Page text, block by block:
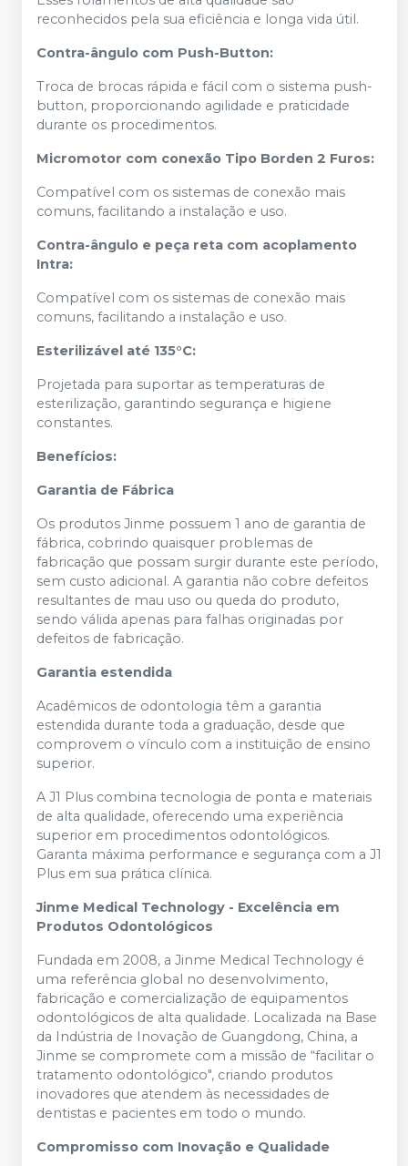
reconhecidos pela sua eficiência e longa vida útil.
Contra-ângulo com Push-Button:
Troca de brocas rápida e fácil com o sistema push-
button, proporcionando agilidade e praticidade
durante os procedimentos.
Micromotor com conexão Tipo Borden 2 Furos:
Compatível com os sistemas de conexão mais
comuns, facilitando a instalação e uso.
Contra-ângulo e peça reta com acoplamento
Intra:
Compatível com os sistemas de conexão mais
comuns, facilitando a instalação e uso.
Esterilizável até 135°C:
Projetada para suportar as temperaturas de
esterilização, garantindo segurança e higiene
constantes.
Benefícios:
Garantia de Fábrica
Os produtos Jinme possuem 1 ano de garantia de
fábrica, cobrindo quaisquer problemas de
fabricação que possam surgir durante este período,
sem custo adicional. A garantia não cobre defeitos
resultantes de mau uso ou queda do produto,
sendo válida apenas para falhas originadas por
defeitos de fabricação.
Garantia estendida
Acadêmicos de odontologia têm a garantia
estendida durante toda a graduação, desde que
comprovem o vínculo com a instituição de ensino
superior.
A J1 Plus combina tecnologia de ponta e materiais
de alta qualidade, oferecendo uma experiência
superior em procedimentos odontológicos.
Garanta máxima performance e segurança com a J1
Plus em sua prática clínica.
Jinme Medical Technology - Excelência em
Produtos Odontológicos
Fundada em 2008, a Jinme Medical Technology é
uma referência global no desenvolvimento,
fabricação e comercialização de equipamentos
odontológicos de alta qualidade. Localizada na Base
da Indústria de Inovação de Guangdong, China, a
Jinme se compromete com a missão de “facilitar o
tratamento odontológico", criando produtos
inovadores que atendem às necessidades de
dentistas e pacientes em todo o mundo.
Compromisso com Inovação e Qualidade